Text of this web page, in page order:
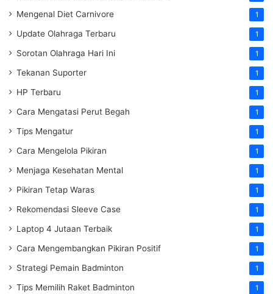
Mengenal Diet Carnivore 1
Update Olahraga Terbaru 1
Sorotan Olahraga Hari Ini 1
Tekanan Suporter 1
HP Terbaru 1
Cara Mengatasi Perut Begah 1
Tips Mengatur 1
Cara Mengelola Pikiran 1
Menjaga Kesehatan Mental 1
Pikiran Tetap Waras 1
Rekomendasi Sleeve Case 1
Laptop 4 Jutaan Terbaik 1
Cara Mengembangkan Pikiran Positif 1
Strategi Pemain Badminton 1
Tips Memilih Raket Badminton 1